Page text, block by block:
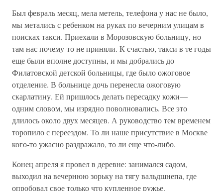
Был февраль месяц, мела метель, телефона у нас не было,
мы метались с ребенком на руках по вечерним улицам в
поисках такси. Приехали в Морозовскую больницу, но
там нас почему-то не приняли. К счастью, такси в те годы
еще были вполне доступны, и мы добрались до
Филатовской детской больницы, где было ожоговое
отделение. В больнице дочь перенесла ожоговую
скарлатину. Ей пришлось делать пересадку кожи—
одним словом, мы изрядно поволновались. Все это
длилось около двух месяцев. А руководство тем временем
торопило с переездом. То ли наше присутствие в Москве
кого-то ужасно раздражало, то ли еще что-либо.
Конец апреля я провел в деревне: занимался садом,
выходил на вечернюю зорьку на тягу вальдшнепа, где
опробовал свое только что купленное ружье.